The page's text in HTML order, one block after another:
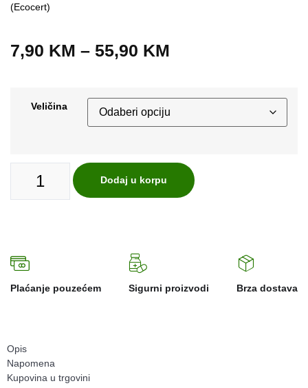
(Ecocert)
7,90 KM – 55,90 KM
Veličina
Dodaj u korpu
Plaćanje pouzećem Sigurni proizvodi Brza dostava
Opis
Napomena
Kupovina u trgovini